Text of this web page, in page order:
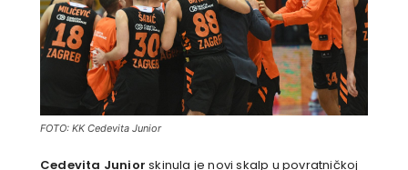
FOTO: KK Cedevita Junior
Cedevita Junior skinula je novi skalp u povratničkoj